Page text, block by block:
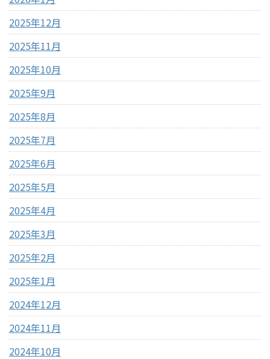
2025年12月
2025年11月
2025年10月
2025年9月
2025年8月
2025年7月
2025年6月
2025年5月
2025年4月
2025年3月
2025年2月
2025年1月
2024年12月
2024年11月
2024年10月